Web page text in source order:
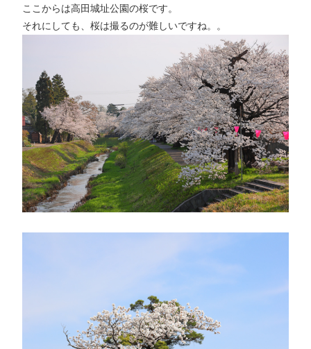
ここからは高田城址公園の桜です。
それにしても、桜は撮るのが難しいですね。。